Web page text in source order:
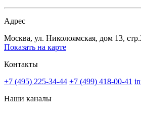
Адрес
Москва, ул. Николоямская, дом 13,
Показать на карте
Контакты
+7 (495) 225-34-44 +7 (499) 418-00-41
Наши каналы